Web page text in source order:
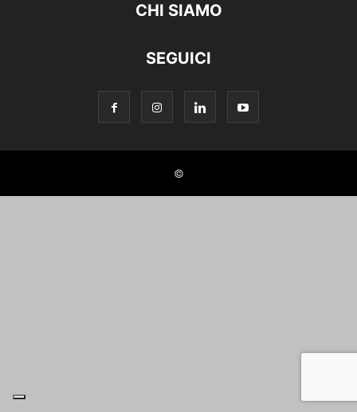
CHI SIAMO
SEGUICI
©